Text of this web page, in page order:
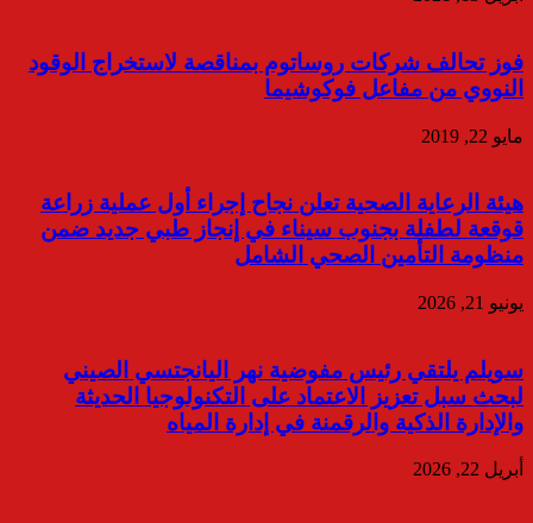
فوز تحالف شركات روساتوم بمناقصة لاستخراج الوقود
النووي من مفاعل فوكوشيما
مايو 22, 2019
هيئة الرعاية الصحية تعلن نجاح إجراء أول عملية زراعة
قوقعة لطفلة بجنوب سيناء في إنجاز طبي جديد ضمن
منظومة التأمين الصحي الشامل
يونيو 21, 2026
سويلم يلتقي رئيس مفوضية نهر اليانجتسي الصيني
لبحث سبل تعزيز الاعتماد على التكنولوجيا الحديثة
والإدارة الذكية والرقمنة في إدارة المياه
أبريل 22, 2026